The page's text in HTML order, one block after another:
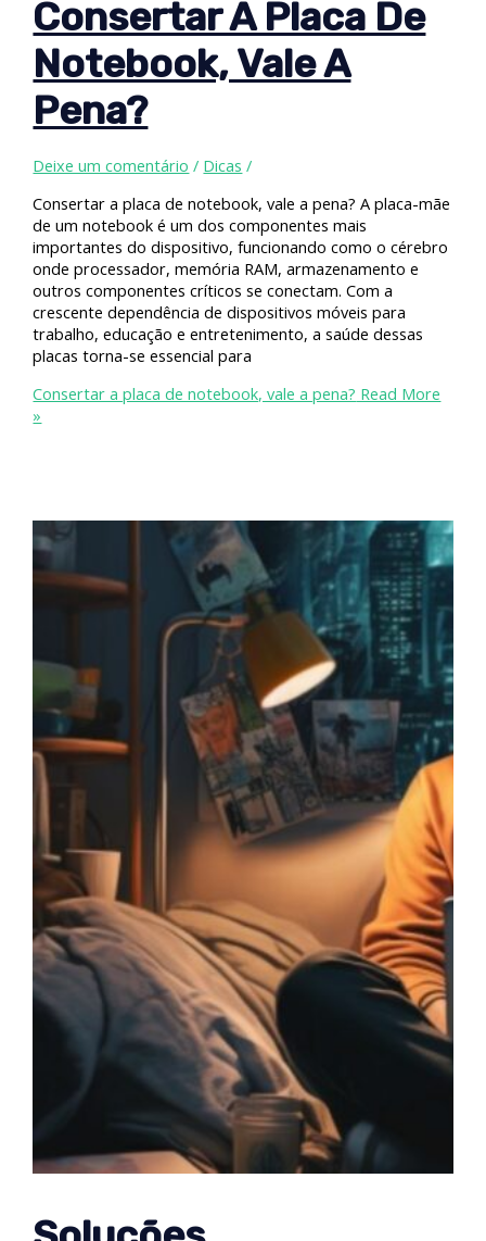
Consertar A Placa De
Notebook, Vale A
Pena?
Deixe um comentário / Dicas /
Consertar a placa de notebook, vale a pena? A placa-mãe
de um notebook é um dos componentes mais
importantes do dispositivo, funcionando como o cérebro
onde processador, memória RAM, armazenamento e
outros componentes críticos se conectam. Com a
crescente dependência de dispositivos móveis para
trabalho, educação e entretenimento, a saúde dessas
placas torna-se essencial para
Consertar a placa de notebook, vale a pena? Read More
»